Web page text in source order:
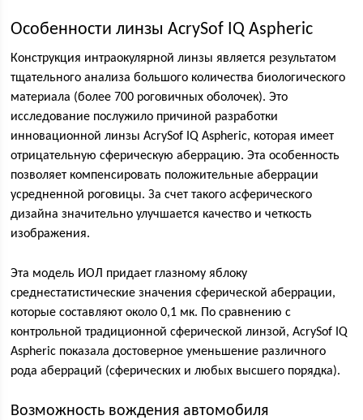
Особенности линзы AcrySof IQ Aspheric
Конструкция интраокулярной линзы является результатом
тщательного анализа большого количества биологического
материала (более 700 роговичных оболочек). Это
исследование послужило причиной разработки
инновационной линзы AcrySof IQ Aspheric, которая имеет
отрицательную сферическую аберрацию. Эта особенность
позволяет компенсировать положительные аберрации
усредненной роговицы. За счет такого асферического
дизайна значительно улучшается качество и четкость
изображения.
Эта модель ИОЛ придает глазному яблоку
среднестатистические значения сферической аберрации,
которые составляют около 0,1 мк. По сравнению с
контрольной традиционной сферической линзой, AcrySof IQ
Aspheric показала достоверное уменьшение различного
рода аберраций (сферических и любых высшего порядка).
Возможность вождения автомобиля